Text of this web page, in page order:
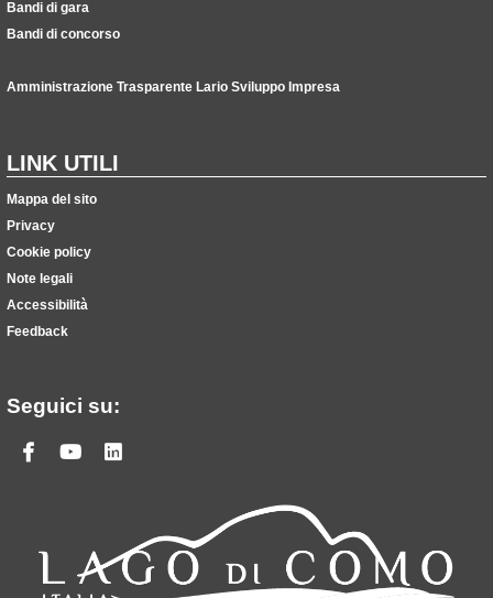
Bandi di gara
Bandi di concorso
Amministrazione Trasparente Lario Sviluppo Impresa
LINK UTILI
Mappa del sito
Privacy
Cookie policy
Note legali
Accessibilità
Feedback
Seguici su:
Facebook
Youtube